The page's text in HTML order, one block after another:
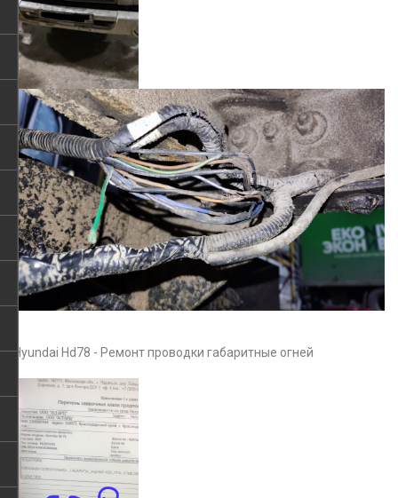
Hyundai Hd78 - Ремонт проводки габаритные огней